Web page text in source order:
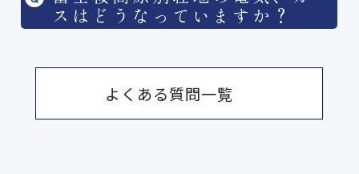
スはどうなっていますか？
よくある質問一覧